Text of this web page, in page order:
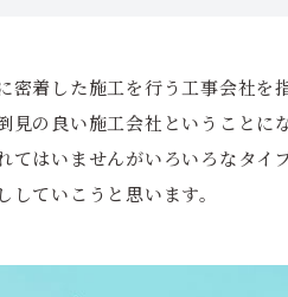
着した施工を行う工事会社を
の良い施工会社ということに
てはいませんがいろいろなタ
ていこうと思います。